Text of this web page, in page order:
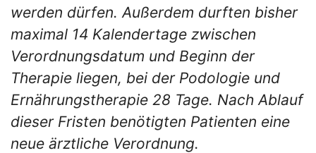
werden dürfen. Außerdem durften bisher
maximal 14 Kalendertage zwischen
Verordnungsdatum und Beginn der
Therapie liegen, bei der Podologie und
Ernährungstherapie 28 Tage. Nach Ablauf
dieser Fristen benötigten Patienten eine
neue ärztliche Verordnung.